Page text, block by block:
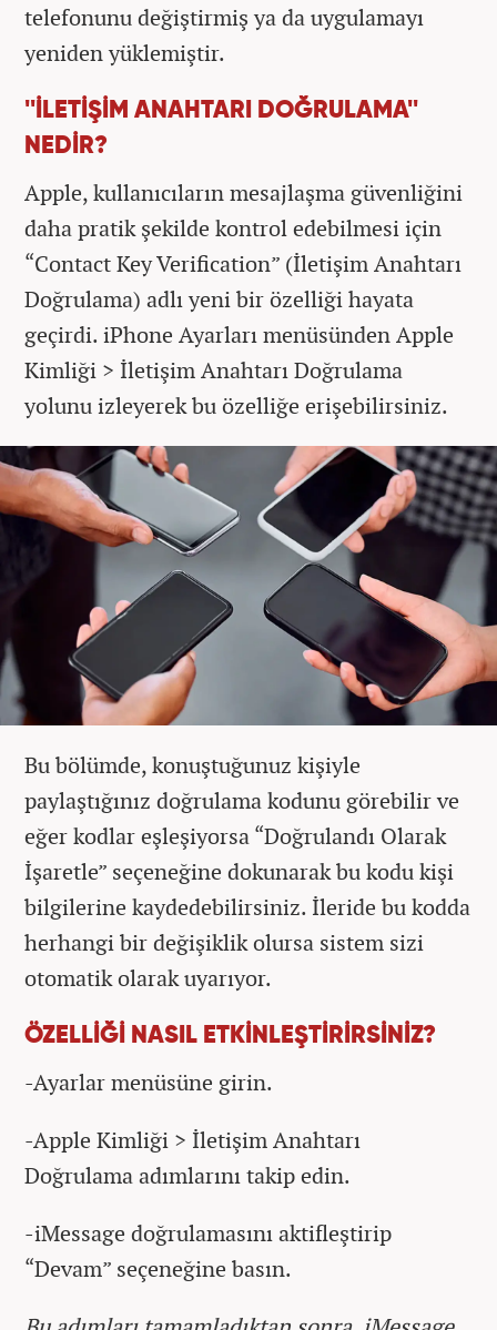
telefonunu değiştirmiş ya da uygulamayı
yeniden yüklemiştir.
''İLETİŞİM ANAHTARI DOĞRULAMA''
NEDİR?
Apple, kullanıcıların mesajlaşma güvenliğini
daha pratik şekilde kontrol edebilmesi için
“Contact Key Verification” (İletişim Anahtarı
Doğrulama) adlı yeni bir özelliği hayata
geçirdi. iPhone Ayarları menüsünden Apple
Kimliği > İletişim Anahtarı Doğrulama
yolunu izleyerek bu özelliğe erişebilirsiniz.
Bu bölümde, konuştuğunuz kişiyle
paylaştığınız doğrulama kodunu görebilir ve
eğer kodlar eşleşiyorsa “Doğrulandı Olarak
İşaretle” seçeneğine dokunarak bu kodu kişi
bilgilerine kaydedebilirsiniz. İleride bu kodda
herhangi bir değişiklik olursa sistem sizi
otomatik olarak uyarıyor.
ÖZELLİĞİ NASIL ETKİNLEŞTİRİRSİNİZ?
-Ayarlar menüsüne girin.
-Apple Kimliği > İletişim Anahtarı
Doğrulama adımlarını takip edin.
-iMessage doğrulamasını aktifleştirip
“Devam” seçeneğine basın.